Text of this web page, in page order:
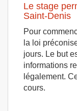
Le stage
Saint-Denis
Pour
la loi
jours. Le but
informations
légalement.
cours.